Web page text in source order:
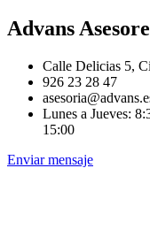
Advans
Calle Delicias 5,
926 23 28 47
Lunes a Jueves:
15:00
Enviar mensaje